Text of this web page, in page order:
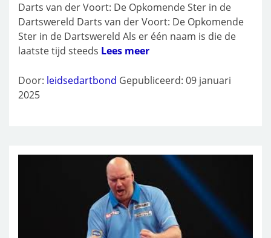
Darts van der Voort: De Opkomende Ster in de
Dartswereld Darts van der Voort: De Opkomende
Ster in de Dartswereld Als er één naam is die de
laatste tijd steeds Lees meer
Door: leidsedartbond Gepubliceerd: 09 januari
2025